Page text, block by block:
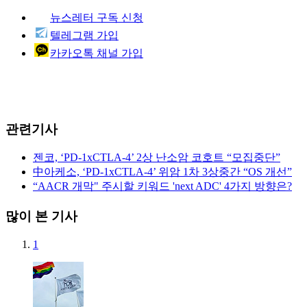
뉴스레터 구독 신청
텔레그램 가입
카카오톡 채널 가입
관련기사
젠코, ‘PD-1xCTLA-4’ 2상 난소암 코호트 “모집중단”
中아케소, ‘PD-1xCTLA-4’ 위암 1차 3상중간 “OS 개선”
“AACR 개막" 주시할 키워드 'next ADC' 4가지 방향은?
많이 본 기사
1